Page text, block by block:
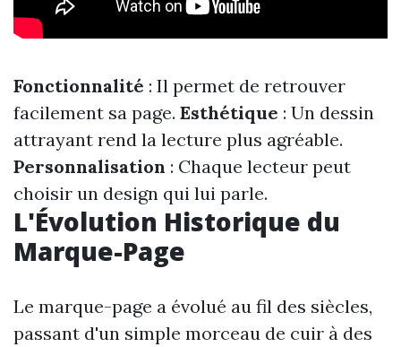
Fonctionnalité : Il permet de retrouver
facilement sa page. Esthétique : Un dessin
attrayant rend la lecture plus agréable.
Personnalisation : Chaque lecteur peut
choisir un design qui lui parle.
L'Évolution Historique du
Marque-Page
Le marque-page a évolué au fil des siècles,
passant d'un simple morceau de cuir à des